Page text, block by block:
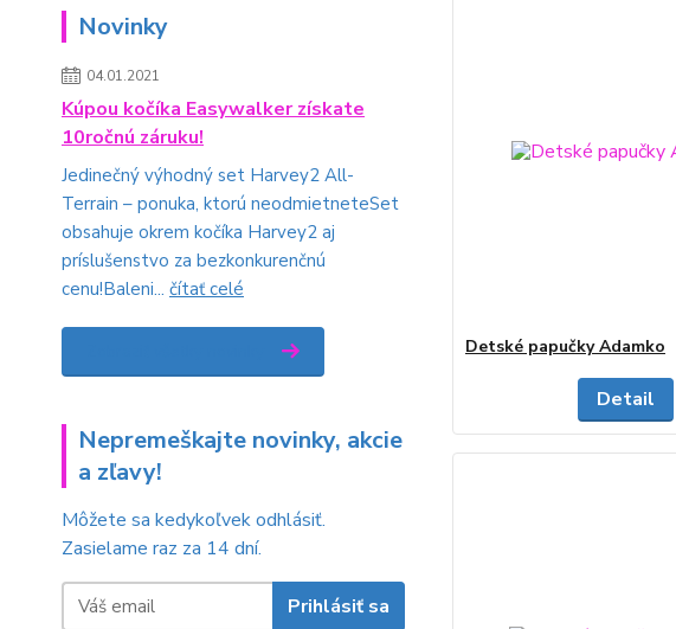
Novinky
04.01.2021
Kúpou kočíka Easywalker získate
10ročnú záruku!
Jedinečný výhodný set Harvey2 All-
Terrain – ponuka, ktorú neodmietneteSet
obsahuje okrem kočíka Harvey2 aj
príslušenstvo za bezkonkurenčnú
cenu!Baleni... čítať celé
Nepremeškajte novinky, akcie
a zľavy!
Môžete sa kedykoľvek odhlásiť.
Zasielame raz za 14 dní.
Prihlásiť sa
Detské papučky Adamko
Detail